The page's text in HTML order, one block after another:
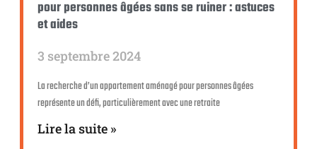
pour personnes âgées sans se ruiner : astuces
et aides
3 septembre 2024
La recherche d’un appartement aménagé pour personnes âgées
représente un défi, particulièrement avec une retraite
Lire la suite »